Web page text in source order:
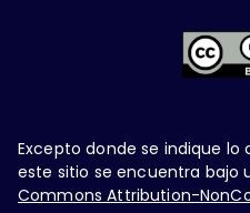
Excepto donde se indique
este sitio se encuentra bajo
Commons Attribution-